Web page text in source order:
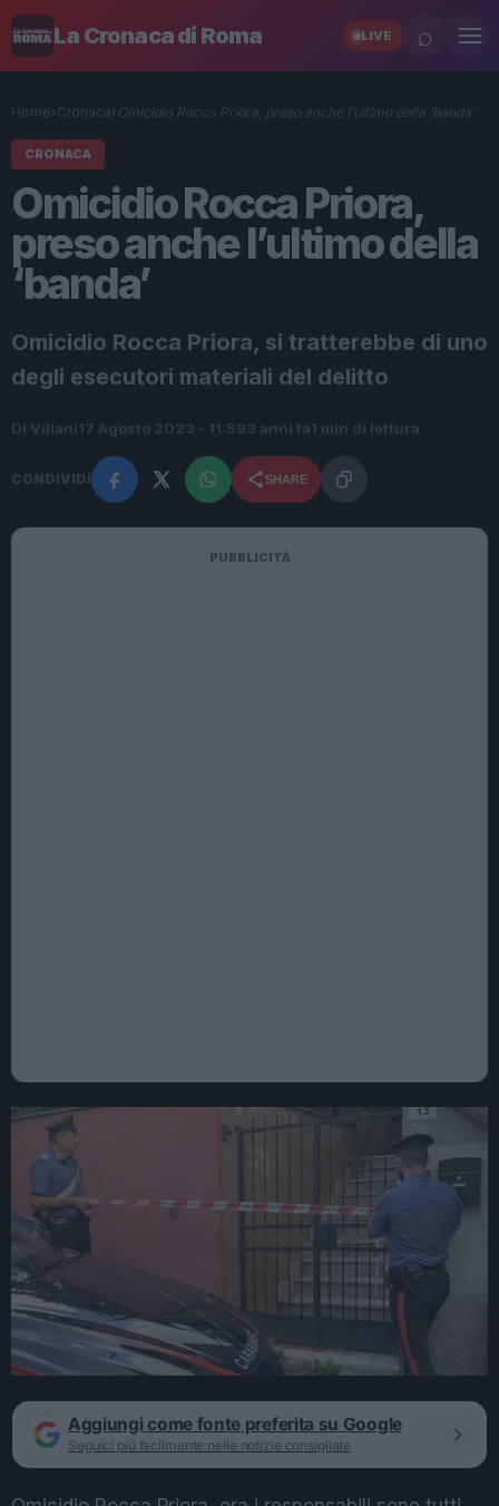
La Cronaca di Roma LIVE ⌕
Home› Cronaca› Omicidio Rocca Priora, preso anche l’ultimo della ‘banda’
CRONACA
Omicidio Rocca Priora,
preso anche l’ultimo della
‘banda’
Omicidio Rocca Priora, si tratterebbe di uno
degli esecutori materiali del delitto
Di Villani 17 Agosto 2023 - 11:593 anni fa 1 min di lettura
CONDIVIDI SHARE
PUBBLICITÀ
Aggiungi come fonte preferita su Google
Seguici più facilmente nelle notizie consigliate